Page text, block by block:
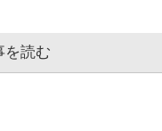
を読む